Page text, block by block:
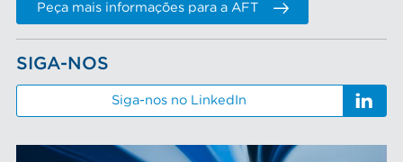
Peça mais informações para a AFT
SIGA-NOS
Siga-nos no LinkedIn